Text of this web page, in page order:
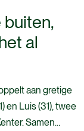
buiten,
al
aan gretige
en Luis (31), twee
Samen